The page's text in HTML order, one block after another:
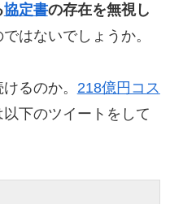
協定書の存在を無視し
はないでしょうか。
るのか。 218億円コス
下のツイートをして